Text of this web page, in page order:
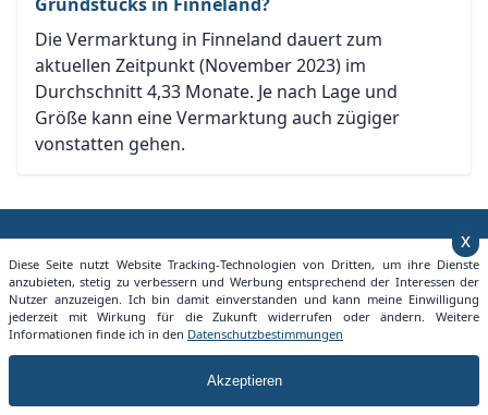
Die Vermarktung in Finneland dauert zum
aktuellen Zeitpunkt (November 2023) im
Durchschnitt 4,33 Monate. Je nach Lage und
Größe kann eine Vermarktung auch zügiger
vonstatten gehen.
Grundstückspreise Deutschland
Mit der Seite Grundstueckspreise.info bieten wir jedem
die Möglichkeit sich einen Überblick über aktuelle
Grundstücksangebote in seiner Nähe zu machen.
x
Diese Seite nutzt Website Tracking-Technologien von Dritten, um ihre Dienste
anzubieten, stetig zu verbessern und Werbung entsprechend der Interessen der
Nutzer anzuzeigen. Ich bin damit einverstanden und kann meine Einwilligung
jederzeit mit Wirkung für die Zukunft widerrufen oder ändern. Weitere
Informationen finde ich in den Datenschutzbestimmungen
Akzeptieren